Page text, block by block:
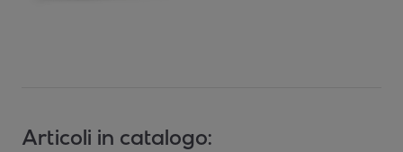
Articoli in catalogo: